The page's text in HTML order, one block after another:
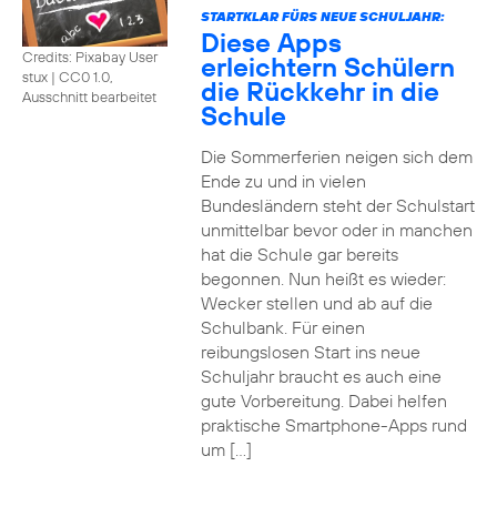
Credits: Pixabay User
stux | CC0 1.0,
Ausschnitt bearbeitet
STARTKLAR FÜRS NEUE SCHULJAHR:
Diese Apps
erleichtern Schülern
die Rückkehr in die
Schule
Die Sommerferien neigen sich dem
Ende zu und in vielen
Bundesländern steht der Schulstart
unmittelbar bevor oder in manchen
hat die Schule gar bereits
begonnen. Nun heißt es wieder:
Wecker stellen und ab auf die
Schulbank. Für einen
reibungslosen Start ins neue
Schuljahr braucht es auch eine
gute Vorbereitung. Dabei helfen
praktische Smartphone-Apps rund
um […]